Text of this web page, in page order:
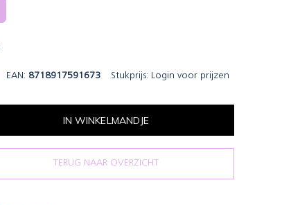
EAN: 8718917591673 Stukprijs: Login voor prijzen
IN WINKELMANDJE
TERUG NAAR OVERZICHT